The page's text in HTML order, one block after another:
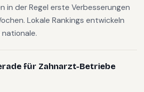
in der Regel erste Verbesserungen
Lokale Rankings entwickeln
für Zahnarzt-Betriebe